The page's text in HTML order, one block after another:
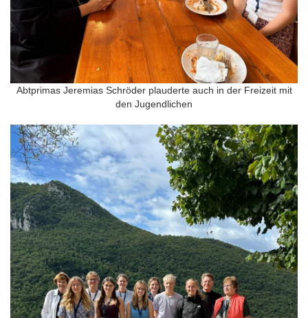
Abtprimas Jeremias Schröder plauderte auch in der Freizeit mit
den Jugendlichen